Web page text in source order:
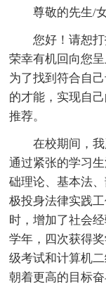
尊敬的先生/
您好！请恕
荣幸有机回向您
为了找到符合自
的才能，实现自
推荐。
在校期间，
通过紧张的学习
础理论、基本法
极投身法律实践
时，增加了社会
学年，四次获得
级考试和计算机
朝着更高的目标奋